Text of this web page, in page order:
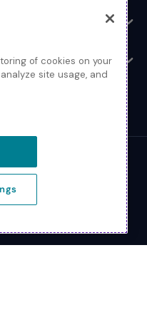
of cookies on your
site usage, and